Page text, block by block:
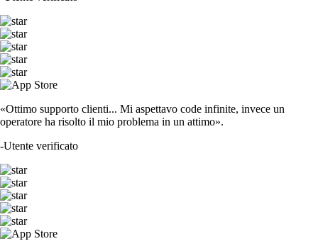
«Ottimo supporto clienti... Mi aspettavo code infinite, invece un
operatore ha risolto il mio problema in un attimo».
-Utente verificato